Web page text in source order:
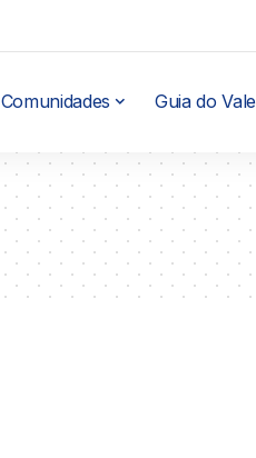
Comunidades Guia do Vale